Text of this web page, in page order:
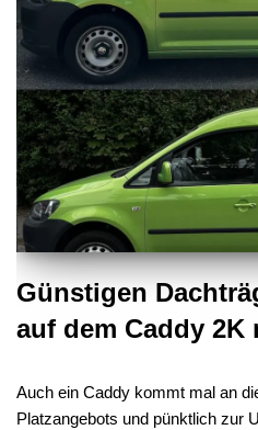
Günstigen
auf dem Caddy 2K
Auch ein Caddy kommt mal an
Platzangebots und pünktlich zur